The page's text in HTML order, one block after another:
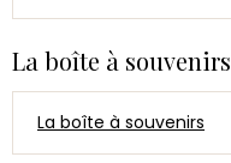
La boîte à
La boîte à souvenirs